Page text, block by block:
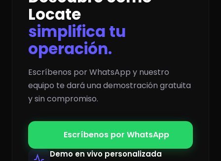
Locate
simplifica tu
operación.
Escríbenos por WhatsApp y nuestro
equipo te dará una demostración gratuita
y sin compromiso.
Escríbenos por WhatsApp
Demo en vivo personalizada